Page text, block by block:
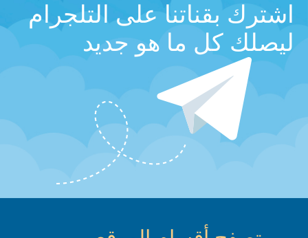
اشترك بقناتنا على التلجرام
ليصلك كل ما هو جديد